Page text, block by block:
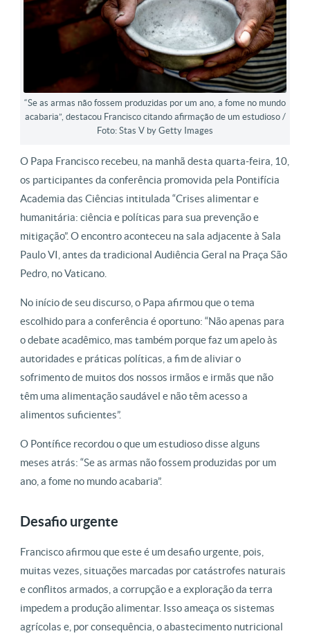
“Se as armas não fossem produzidas por um ano, a fome no mundo
acabaria”, destacou Francisco citando afirmação de um estudioso /
Foto: Stas V by Getty Images
O Papa Francisco recebeu, na manhã desta quarta-feira, 10,
os participantes da conferência promovida pela Pontifícia
Academia das Ciências intitulada “Crises alimentar e
humanitária: ciência e políticas para sua prevenção e
mitigação”. O encontro aconteceu na sala adjacente à Sala
Paulo VI, antes da tradicional Audiência Geral na Praça São
Pedro, no Vaticano.
No início de seu discurso, o Papa afirmou que o tema
escolhido para a conferência é oportuno: “Não apenas para
o debate acadêmico, mas também porque faz um apelo às
autoridades e práticas políticas, a fim de aliviar o
sofrimento de muitos dos nossos irmãos e irmãs que não
têm uma alimentação saudável e não têm acesso a
alimentos suficientes”.
O Pontífice recordou o que um estudioso disse alguns
meses atrás: “Se as armas não fossem produzidas por um
ano, a fome no mundo acabaria”.
Desafio urgente
Francisco afirmou que este é um desafio urgente, pois,
muitas vezes, situações marcadas por catástrofes naturais
e conflitos armados, a corrupção e a exploração da terra
impedem a produção alimentar. Isso ameaça os sistemas
agrícolas e, por consequência, o abastecimento nutricional